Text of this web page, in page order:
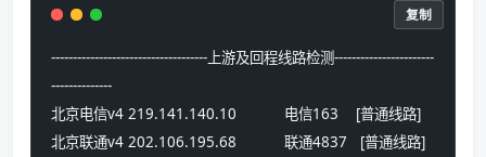
------------------------------------上游及回程线路检测-----------------------
--------------
北京电信v4 219.141.140.10           电信163    [普通线路]
北京联通v4 202.106.195.68           联通4837   [普通线路]
复制